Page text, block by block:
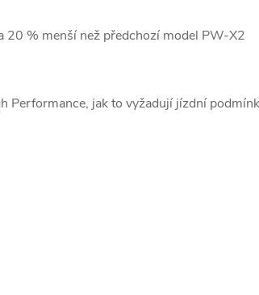
% menší než předchozí model PW-X2
Performance, jak to vyžadují jízdní